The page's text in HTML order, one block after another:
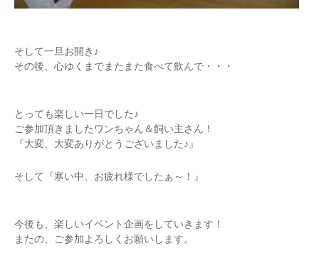
そして一旦お開き♪
その後、心ゆくまでまたまた食べて飲んで・・・
とっても楽しい一日でした♪
ご参加頂きましたワンちゃん＆飼い主さん！
『大変、大変ありがとうございました♪』
そして『寒い中、お疲れ様でしたぁ～！』
今後も、楽しいイベント企画をしていきます！
またの、ご参加よろしくお願いします。